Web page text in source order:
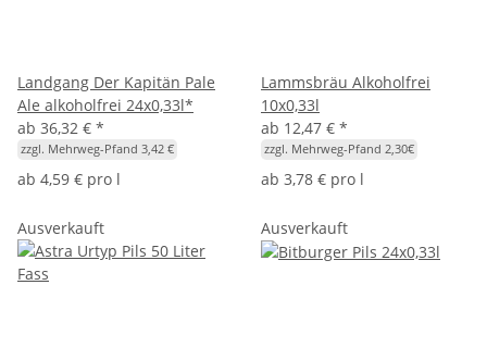
Landgang Der Kapitän Pale
Ale alkoholfrei 24x0,33l*
ab 36,32 € *
zzgl. Mehrweg-Pfand 3,42 €
ab 4,59 € pro l
Lammsbräu Alkoholfrei
10x0,33l
ab 12,47 € *
zzgl. Mehrweg-Pfand 2,30€
ab 3,78 € pro l
Ausverkauft Ausverkauft